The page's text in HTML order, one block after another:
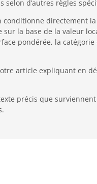
selon d’autres règles
conditionne directement
sur la base de la valeur
pondérée, la catégorie
article expliquant en
précis que